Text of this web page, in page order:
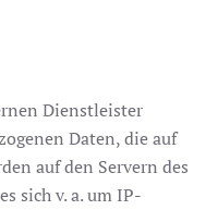
Dienstleister
Daten, die auf
auf den Servern des
sich v. a. um IP-